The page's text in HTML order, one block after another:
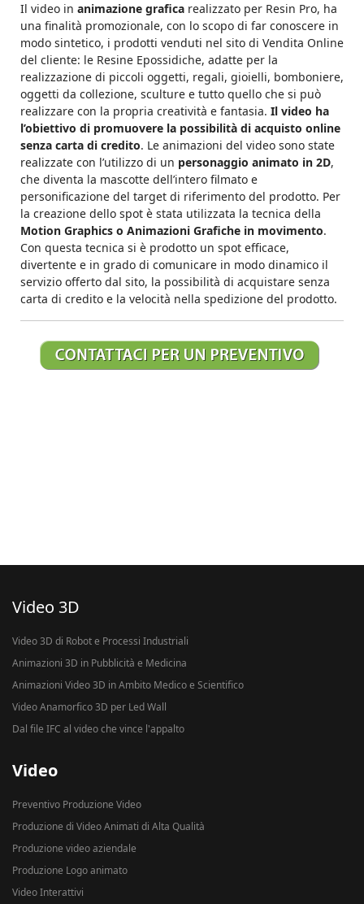
Il video in animazione grafica realizzato per Resin Pro, ha
una finalità promozionale, con lo scopo di far conoscere in
modo sintetico, i prodotti venduti nel sito di Vendita Online
del cliente: le Resine Epossidiche, adatte per la
realizzazione di piccoli oggetti, regali, gioielli, bomboniere,
oggetti da collezione, sculture e tutto quello che si può
realizzare con la propria creatività e fantasia. Il video ha
l’obiettivo di promuovere la possibilità di acquisto online
senza carta di credito. Le animazioni del video sono state
realizzate con l’utilizzo di un personaggio animato in 2D,
che diventa la mascotte dell’intero filmato e
personificazione del target di riferimento del prodotto. Per
la creazione dello spot è stata utilizzata la tecnica della
Motion Graphics o Animazioni Grafiche in movimento.
Con questa tecnica si è prodotto un spot efficace,
divertente e in grado di comunicare in modo dinamico il
servizio offerto dal sito, la possibilità di acquistare senza
carta di credito e la velocità nella spedizione del prodotto.
Video 3D
Video 3D di Robot e Processi Industriali
Animazioni 3D in Pubblicità e Medicina
Animazioni Video 3D in Ambito Medico e Scientifico
Video Anamorfico 3D per Led Wall
Dal file IFC al video che vince l'appalto
Video
Preventivo Produzione Video
Produzione di Video Animati di Alta Qualità
Produzione video aziendale
Produzione Logo animato
Video Interattivi